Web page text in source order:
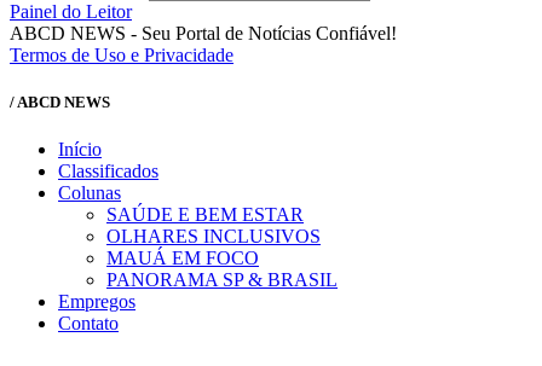
Painel do Leitor
ABCD NEWS - Seu Portal de Notícias Confiável!
Termos de Uso e Privacidade
/ ABCD NEWS
Início
Classificados
Colunas
SAÚDE E BEM ESTAR
OLHARES INCLUSIVOS
MAUÁ EM FOCO
PANORAMA SP & BRASIL
Empregos
Contato